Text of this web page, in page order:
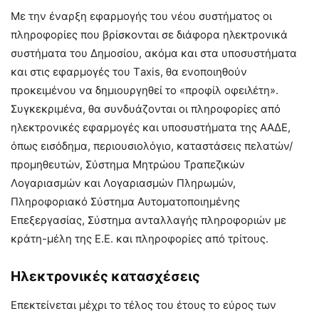
Με την έναρξη εφαρμογής του νέου συστήματος οι
πληροφορίες που βρίσκονται σε διάφορα ηλεκτρονικά
συστήματα του Δημοσίου, ακόμα και στα υποσυστήματα
και στις εφαρμογές του Τaxis, θα ενοποιηθούν
προκειμένου να δημιουργηθεί το «προφίλ οφειλέτη».
Συγκεκριμένα, θα συνδυάζονται οι πληροφορίες από
ηλεκτρονικές εφαρμογές και υποσυστήματα της ΑΑΔΕ,
όπως εισόδημα, περιουσιολόγιο, καταστάσεις πελατών/
προμηθευτών, Σύστημα Μητρώου Τραπεζικών
Λογαριασμών και Λογαριασμών Πληρωμών,
Πληροφοριακό Σύστημα Αυτοματοποιημένης
Επεξεργασίας, Σύστημα ανταλλαγής πληροφοριών με
κράτη-μέλη της Ε.Ε. και πληροφορίες από τρίτους.
Ηλεκτρονικές κατασχέσεις
Επεκτείνεται μέχρι το τέλος του έτους το εύρος των